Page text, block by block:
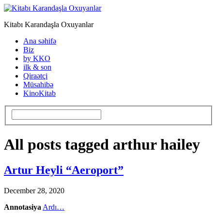
Kitabı Karandaşla Oxuyanlar
Ana səhifə
Biz
by KKO
ilk & son
Qiraətçi
Müsahibə
KinoKitab
All posts tagged arthur hailey
Artur Heyli “Aeroport”
December 28, 2020
Annotasiya Ardı…